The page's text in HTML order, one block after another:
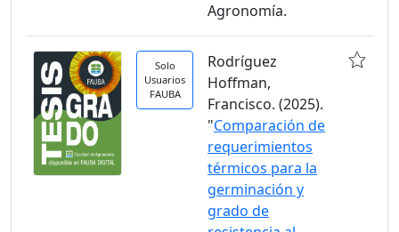
Agronomía.
Solo
Usuarios
FAUBA
Rodríguez
Hoffman,
Francisco. (2025).
"Comparación de
requerimientos
térmicos para la
germinación y
grado de